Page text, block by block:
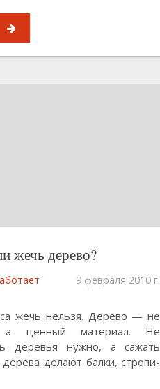
жечь дерево?
9 февраля 2010 г.
жечь нельзя. Дерево — не
а ценный материал. Не
деревья нужно, а сажать
делают балки, стропи-